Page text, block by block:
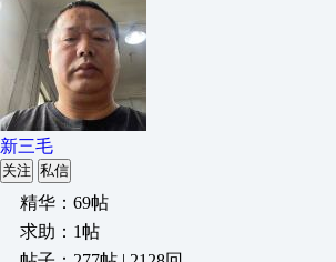
新三毛
关注 私信
精华：69帖
求助：1帖